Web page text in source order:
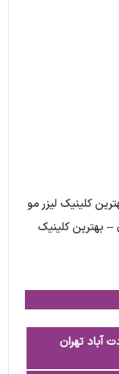
کلینیک لیزر مو
– بهترین کلینیک
آباد تهران